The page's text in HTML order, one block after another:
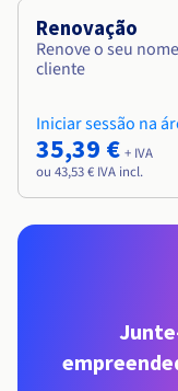
Renovação
Renove o seu
cliente
Iniciar sessão na
35,39 € + IVA
ou 43,53 € IVA incl.